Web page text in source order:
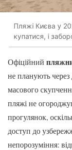
Пляжі Києва у
купатися, і
Офіційний
не планують через
масового
пляжі не
прогулянок,
доступ до
непорозуміння: